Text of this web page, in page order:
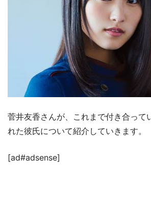
菅井友香さんが、これまで付き合って
れた彼氏について紹介していきます。
[ad#adsense]